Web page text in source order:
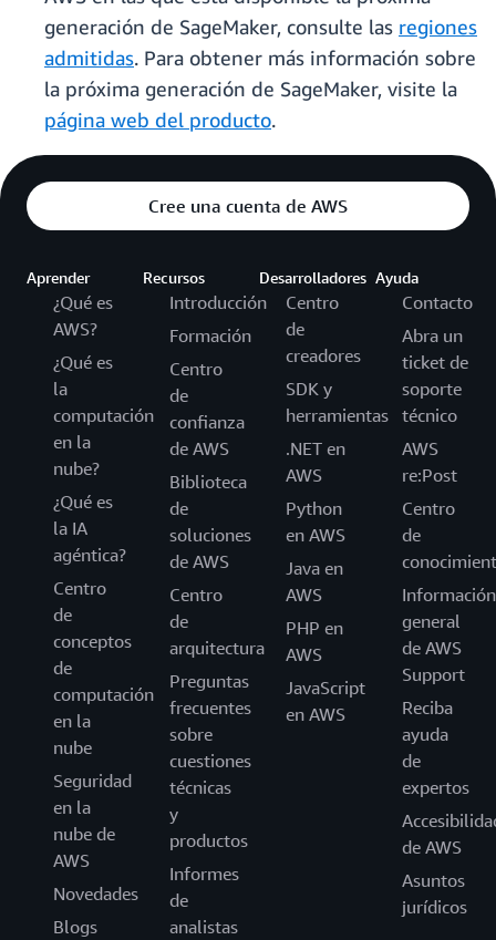
generación de SageMaker, consulte las regiones
admitidas. Para obtener más información sobre
la próxima generación de SageMaker, visite la
página web del producto.
Cree una cuenta de AWS
Aprender
¿Qué es
AWS?
¿Qué es
la
computación
en la
nube?
¿Qué es
la IA
agéntica?
Centro
de
conceptos
de
computación
en la
nube
Seguridad
en la
nube de
AWS
Novedades
Blogs
Recursos
Introducción
Formación
Centro
de
confianza
de AWS
Biblioteca
de
soluciones
de AWS
Centro
de
arquitectura
Preguntas
frecuentes
sobre
cuestiones
técnicas
y
productos
Informes
de
analistas
Desarrolladores
Centro
de
creadores
SDK y
herramientas
.NET en
AWS
Python
en AWS
Java en
AWS
PHP en
AWS
JavaScript
en AWS
Ayuda
Contacto
Abra un
ticket de
soporte
técnico
AWS
re:Post
Centro
de
Información
general
de AWS
Support
Reciba
ayuda
de
expertos
de AWS
Asuntos
jurídicos